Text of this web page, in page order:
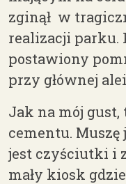
zginął w
realizacji parku.
postawiony
przy głównej
Jak na mój gust,
cementu.
jest czyściutki i
mały kiosk